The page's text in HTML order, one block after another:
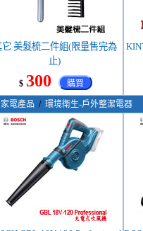
它 美髮梳二件組(限量售完為
止)
$ 300 購買
家電產品 / 環境衛生-戶外整潔電器